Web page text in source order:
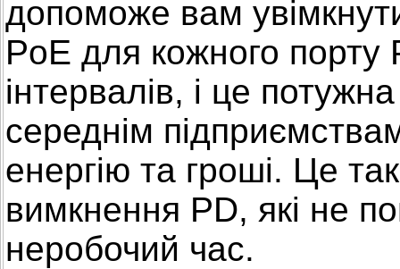
допоможе вам
PoE для кожного порту
інтервалів, і це
середнім
енергію та гроші. Це
вимкнення PD, які не
неробочий час.